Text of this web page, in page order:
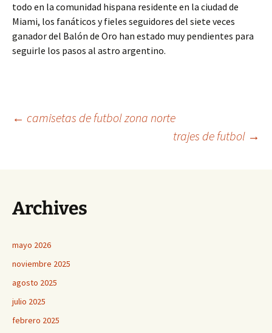
todo en la comunidad hispana residente en la ciudad de
Miami, los fanáticos y fieles seguidores del siete veces
ganador del Balón de Oro han estado muy pendientes para
seguirle los pasos al astro argentino.
Navegación
entradas
← camisetas de futbol zona norte
trajes de futbol →
Archives
mayo 2026
noviembre 2025
agosto 2025
julio 2025
febrero 2025